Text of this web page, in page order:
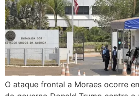
O ataque frontal a Moraes ocorre